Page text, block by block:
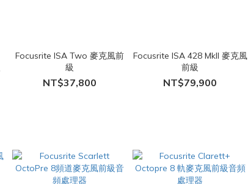
Focusrite ISA Two 麥克風前
級
NT$37,800
Focusrite ISA 428 MkII 麥克風
前級
NT$79,900